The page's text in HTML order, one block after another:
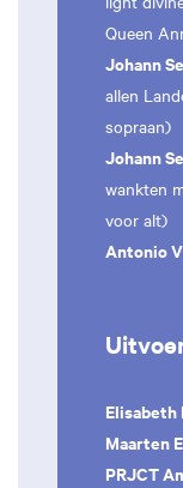
Queen
Johann
allen
sopraan)
Johann
wankten
voor alt)
Antonio
Maarten
PRJCT